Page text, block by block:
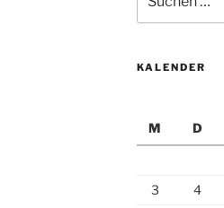
nach:
KALENDER
M D
3
4